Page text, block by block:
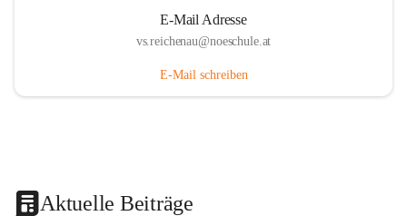
E-Mail Adresse
vs.reichenau@noeschule.at
E-Mail schreiben
Aktuelle Beiträge